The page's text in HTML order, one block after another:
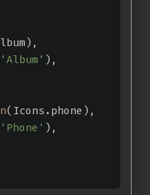
'Album' ),
(Icons.phone),
'Phone' ),